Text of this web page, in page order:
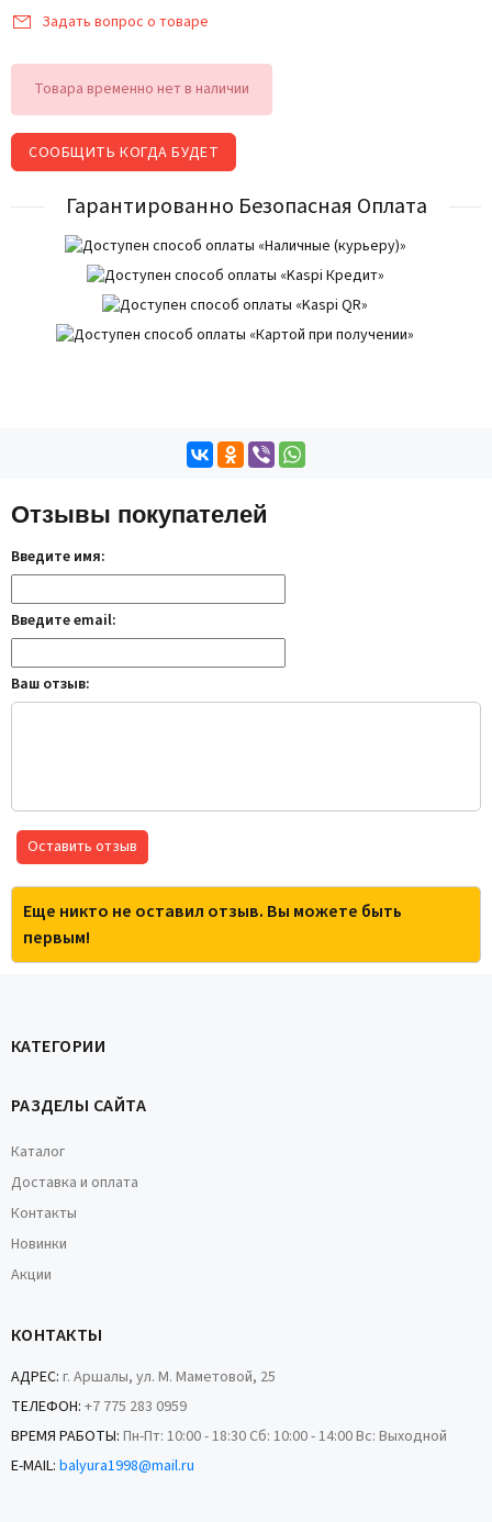
Задать вопрос о товаре
Товара временно нет в наличии
СООБЩИТЬ КОГДА БУДЕТ
Гарантированно Безопасная Оплата
Отзывы покупателей
Введите имя:
Введите email:
Ваш отзыв:
Оставить отзыв
Еще никто не оставил отзыв. Вы можете быть
первым!
КАТЕГОРИИ
РАЗДЕЛЫ САЙТА
Каталог
Доставка и оплата
Контакты
Новинки
Акции
КОНТАКТЫ
АДРЕС: г. Аршалы, ул. М. Маметовой, 25
ТЕЛЕФОН: +7 775 283 0959
ВРЕМЯ РАБОТЫ: Пн-Пт: 10:00 - 18:30 Сб: 10:00 - 14:00 Вс: Выходной
E-MAIL: balyura1998@mail.ru